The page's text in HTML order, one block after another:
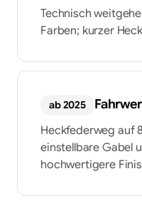
Technisch
Farben; kurzer
ab 2025
Heckfederweg auf
einstellbare Gabel
hochwertigere